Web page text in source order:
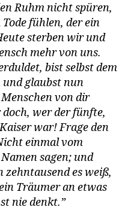
Ruhm nicht spüren,
fühlen, der ein
sterben wir und
mehr von uns.
bist selbst dem
und glaubst nun
von dir
wer der fünfte,
war! Frage den
einmal vom
sagen; und
es weiß,
Träumer an etwas
nie denkt.”